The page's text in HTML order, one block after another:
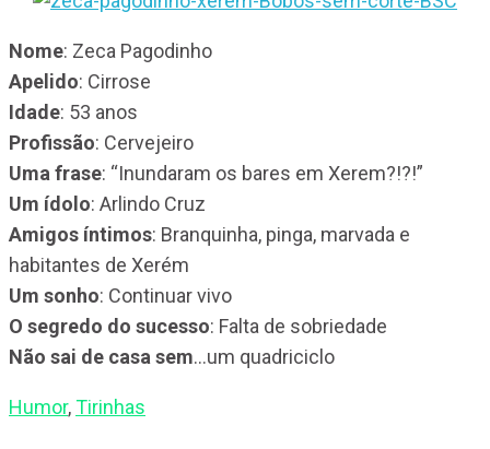
Nome: Zeca Pagodinho
Apelido: Cirrose
Idade: 53 anos
Profissão: Cervejeiro
Uma frase: “Inundaram os bares em Xerem?!?!”
Um ídolo: Arlindo Cruz
Amigos íntimos: Branquinha, pinga, marvada e
habitantes de Xerém
Um sonho: Continuar vivo
O segredo do sucesso: Falta de sobriedade
Não sai de casa sem…um quadriciclo
Humor,Tirinhas